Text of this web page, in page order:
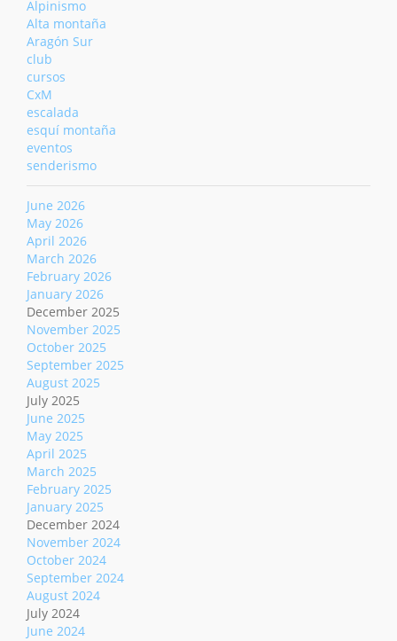
Alpinismo
Alta montaña
Aragón Sur
club
cursos
CxM
escalada
esquí montaña
eventos
senderismo
June 2026
May 2026
April 2026
March 2026
February 2026
January 2026
December 2025
November 2025
October 2025
September 2025
August 2025
July 2025
June 2025
May 2025
April 2025
March 2025
February 2025
January 2025
December 2024
November 2024
October 2024
September 2024
August 2024
July 2024
June 2024